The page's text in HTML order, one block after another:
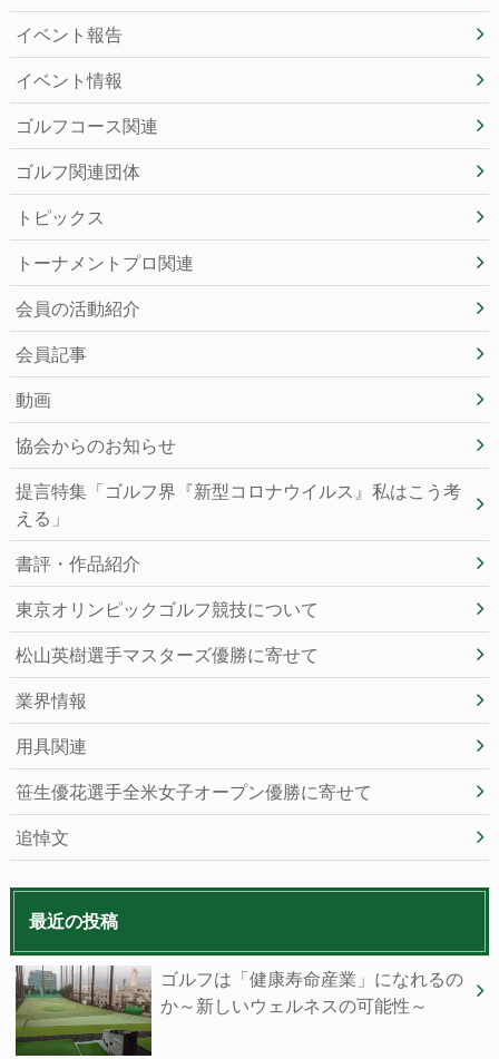
イベント報告
イベント情報
ゴルフコース関連
ゴルフ関連団体
トピックス
トーナメントプロ関連
会員の活動紹介
会員記事
動画
協会からのお知らせ
提言特集「ゴルフ界『新型コロナウイルス』私はこう考
える」
書評・作品紹介
東京オリンピックゴルフ競技について
松山英樹選手マスターズ優勝に寄せて
業界情報
用具関連
笹生優花選手全米女子オープン優勝に寄せて
追悼文
最近の投稿
ゴルフは「健康寿命産業」になれるの
か～新しいウェルネスの可能性～